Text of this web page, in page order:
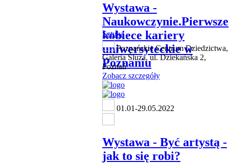
Wystawa -
Naukowczynie.Pierwsze
kobiece kariery
uniwersyteckie w
Poznaniu
Sztuka
Poznańskie Centrum Dziedzictwa,
Galeria Śluza, ul. Dziekańska 2,
Poznań
Zobacz szczegóły
01.01-29.05.2022
Wystawa - Być artystą -
jak to się robi?